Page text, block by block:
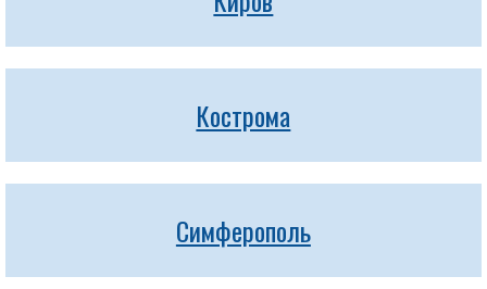
Кострома
Симферополь